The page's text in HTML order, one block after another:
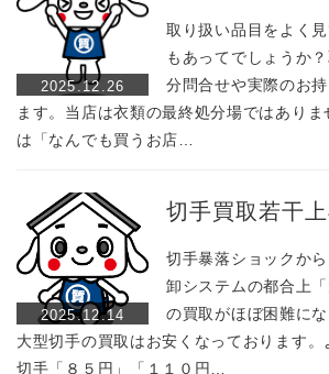
2025.12.26
取り扱い品目をよく
もあってでしょうか
分問合せや実際のお
ます。当店は衣類の最終処分場ではあり
は「なんでも買うお店…
2025.12.14
切手買取若干
切手暴落ショックか
卸システムの都合上
の買取がほぼ困難に
大型切手の買取はお安くなっております。
切手「８５円」「１１０円…